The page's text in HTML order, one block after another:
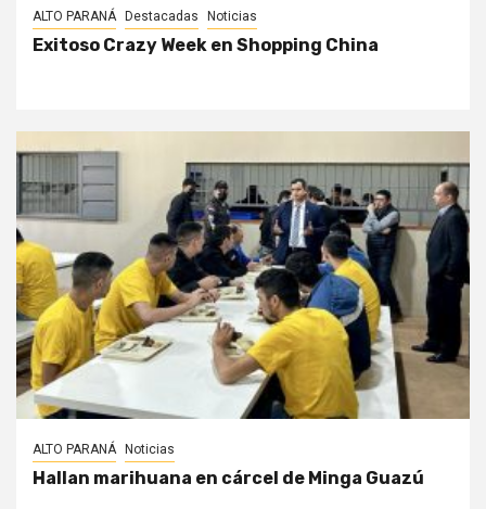
ALTO PARANÁ Destacadas Noticias
Exitoso Crazy Week en Shopping China
ALTO PARANÁ Noticias
Hallan marihuana en cárcel de Minga Guazú